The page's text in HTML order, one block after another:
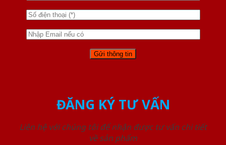
ĐĂNG KÝ TƯ VẤN
Liên hệ với chúng tôi để nhận được tư vấn chi tiết
về sản phẩm